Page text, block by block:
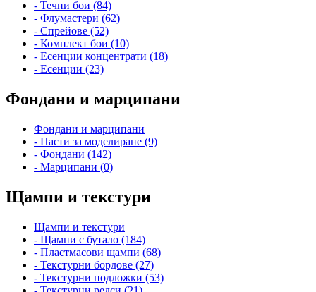
- Течни бои (84)
- Флумастери (62)
- Спрейове (52)
- Комплект бои (10)
- Есенции концентрати (18)
- Есенции (23)
Фондани и марципани
Фондани и марципани
- Пасти за моделиране (9)
- Фондани (142)
- Марципани (0)
Щампи и текстури
Щампи и текстури
- Щампи с бутало (184)
- Пластмасови щампи (68)
- Текстурни бордове (27)
- Текстурни подложки (53)